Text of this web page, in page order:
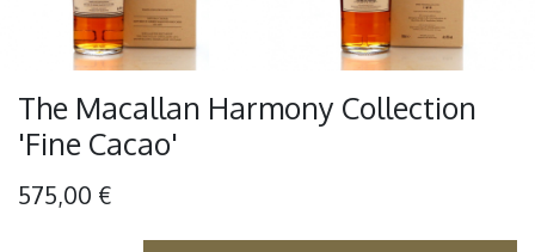
The Macallan Harmony Collection
'Fine Cacao'
575,00 €